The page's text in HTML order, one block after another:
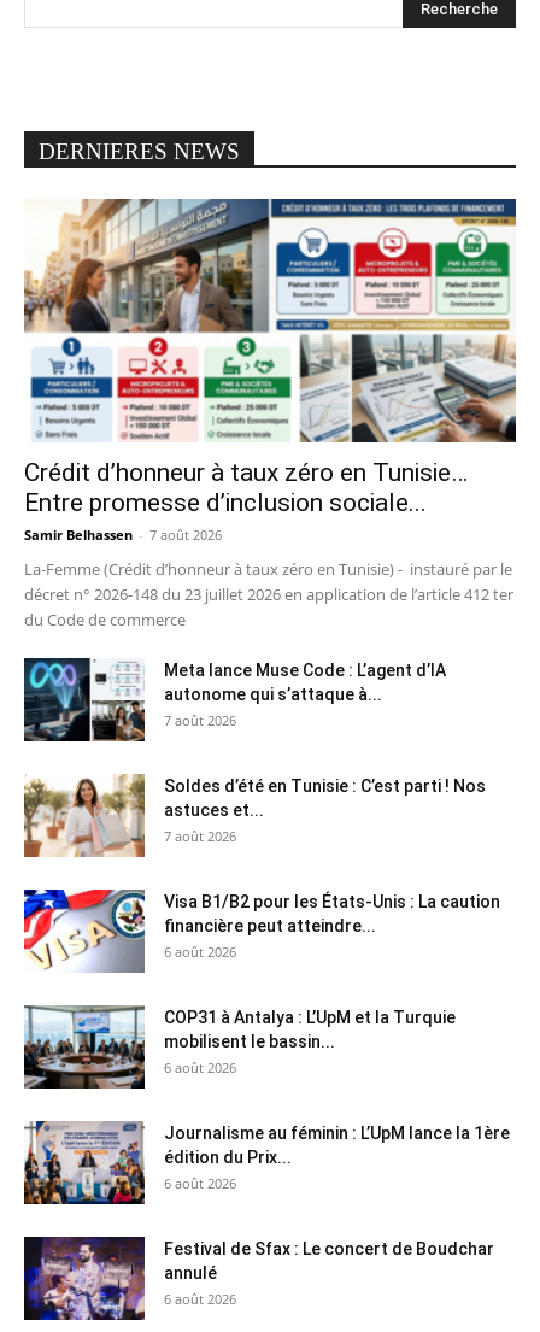
DERNIERES NEWS
Crédit d’honneur à taux zéro en Tunisie…
Entre promesse d’inclusion sociale...
Samir Belhassen - 7 août 2026
La-Femme (Crédit d’honneur à taux zéro en Tunisie) - instauré par le
décret n° 2026-148 du 23 juillet 2026 en application de l’article 412 ter
du Code de commerce
Meta lance Muse Code : L’agent d’IA
autonome qui s’attaque à...
7 août 2026
Soldes d’été en Tunisie : C’est parti ! Nos
astuces et...
7 août 2026
Visa B1/B2 pour les États-Unis : La caution
financière peut atteindre...
6 août 2026
COP31 à Antalya : L’UpM et la Turquie
mobilisent le bassin...
6 août 2026
Journalisme au féminin : L’UpM lance la 1ère
édition du Prix...
6 août 2026
Festival de Sfax : Le concert de Boudchar
annulé
6 août 2026